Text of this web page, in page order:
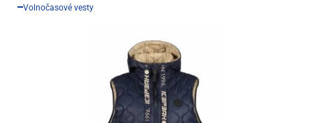
Volnočasové vesty